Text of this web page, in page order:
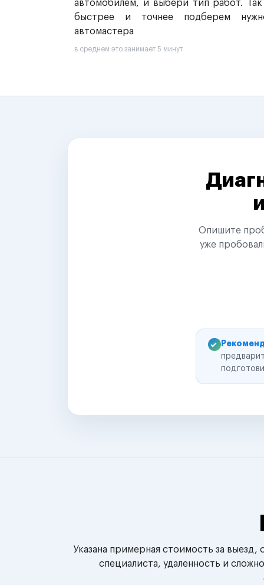
автомобилем, и выбери тип работ.
быстрее и точнее подберем
автомастера
в среднем это занимает 5 минут
Опишите
уже
Указана примерная стоимость за
специалиста, удаленность и